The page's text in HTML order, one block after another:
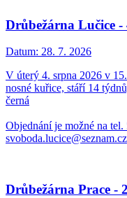
Drůbežárna Lučice -
Datum: 28. 7. 2026
V úterý 4. srpna 2026 v
nosné kuřice, stáří 14
černá
Objednání je možné na
svoboda.lucice@seznam.cz
Drůbežárna Prace -